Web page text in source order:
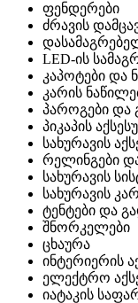
ფენდერები
ძრავის
LED-ის
კაპოტები და
კარის
პაროგები და
პიკაპის
სახურავის
რელინგები
სახურავის
სახურავის
ტენტები და
შნორკელები
ცხაურა
ინტერიერის
ელექტრო
იატაკის